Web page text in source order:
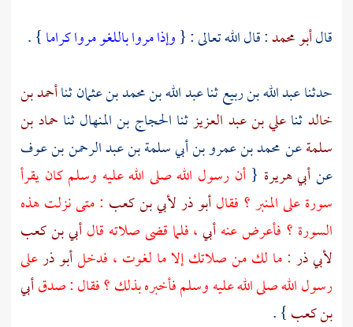
قالأبو محمد: قال الله تعالى : {وإذا مروا باللغو مروا كراما} .
حدثناعبد الله بن ربيعثناعبد الله بن محمد بن عثمانثناأحمد بن
خالدثناعلي بن عبد العزيزثنا الحجاج بن المنهالثنا حماد بن
سلمةعنمحمد بن عمرو بن أبي سلمة بن عبد الرحمن بن عوف
عنأبي هريرة {أن رسول الله صلى الله عليه وسلم كان يقرأ
سورة على المنبر ؟ فقالأبو ذرلأبي بن كعب : متى نزلت هذه
السورة ؟ فأعرض عنهأبي، فلما قضى صلاته قالأبي بن كعب
لأبي ذر : ما لك من صلاتك إلا ما لغوت ، فدخلأبو ذرعلى
رسول الله صلى الله عليه وسلم فأخبره بذلك ؟ فقال : صدقأبي
بن كعب} .